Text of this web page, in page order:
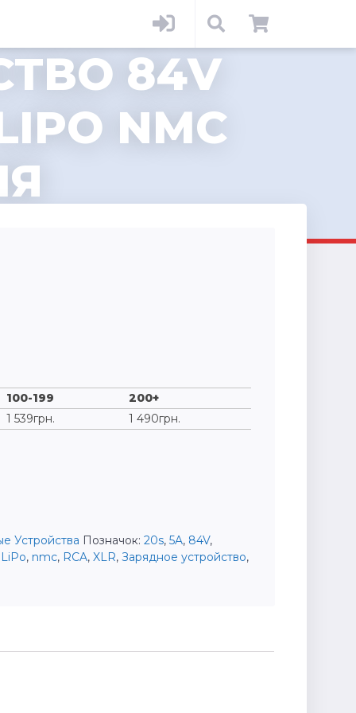
84V
NMC
100-199
200+
1 539грн. 1 490грн.
Устройства Позначок: 20s, 5A, 84V,
LiPo, nmc, RCA, XLR, Зарядное устройство,